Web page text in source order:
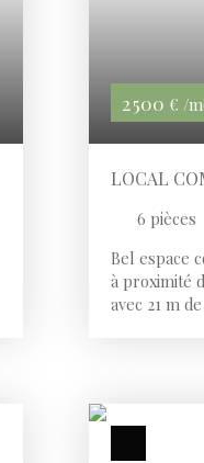
2 500 € /
LOCAL
6 pièces
Bel espace
à proximité
avec 21 m